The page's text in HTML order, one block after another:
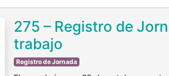
275 – Registro de
trabajo
Registro de Jornada